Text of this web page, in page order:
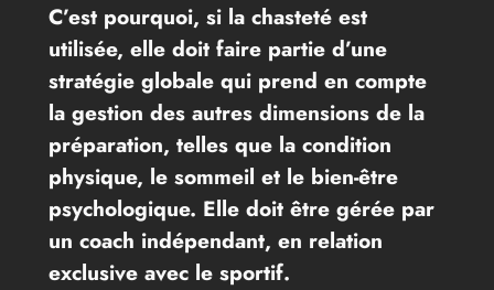
C’est pourquoi, si la chasteté est
utilisée, elle doit faire partie d’une
stratégie globale qui prend en compte
la gestion des autres dimensions de la
préparation, telles que la condition
physique, le sommeil et le bien-être
psychologique. Elle doit être gérée par
un coach indépendant, en relation
exclusive avec le sportif.